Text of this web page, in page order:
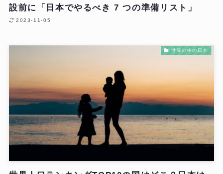
設前に「日本でやるべき 7 つの準備リスト」
2023-11-05
世界の中の日本